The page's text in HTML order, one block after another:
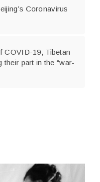
Coronavirus
COVID-19, Tibetan
part in the “war-